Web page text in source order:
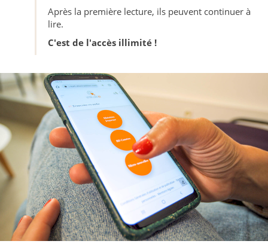
Après la première lecture, ils peuvent continuer à
lire.
C'est de l'accès illimité !